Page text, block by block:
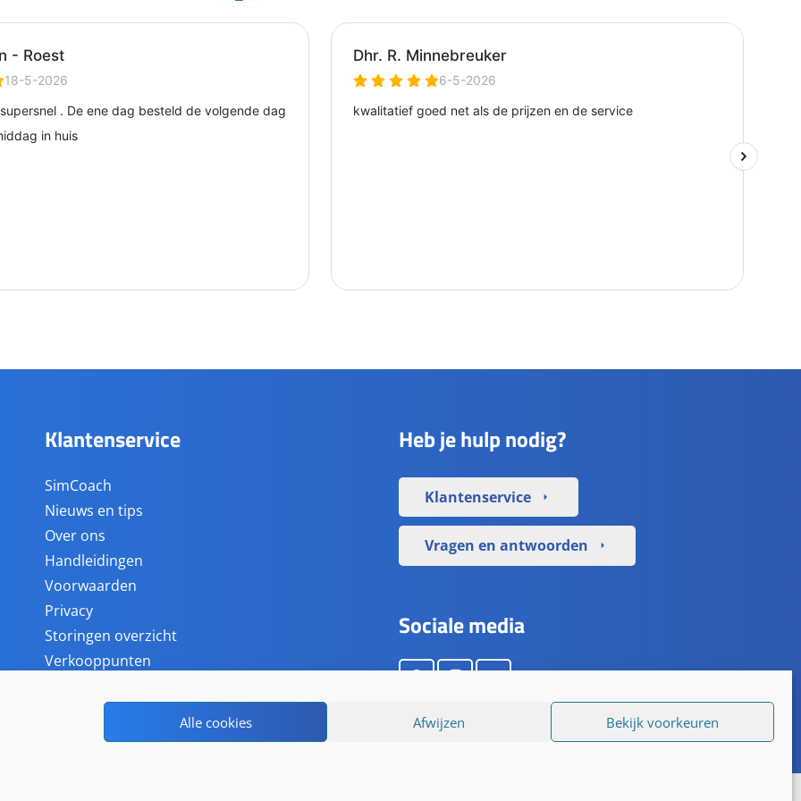
Alle cookies Afwijzen Bekijk voorkeuren
Klantenservice
SimCoach
Nieuws en tips
Over ons
Handleidingen
Voorwaarden
Privacy
Storingen overzicht
Verkooppunten
Heb je hulp nodig?
Klantenservice arrow_right
Vragen en antwoorden arrow_right
Sociale media